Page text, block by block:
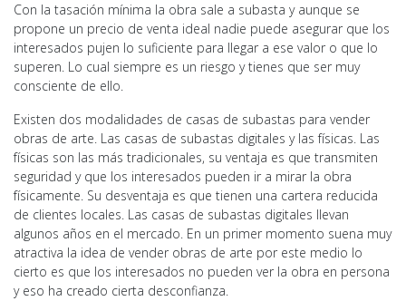
Con la tasación mínima la obra sale a subasta y aunque se
propone un precio de venta ideal nadie puede asegurar que los
interesados pujen lo suficiente para llegar a ese valor o que lo
superen. Lo cual siempre es un riesgo y tienes que ser muy
consciente de ello.
Existen dos modalidades de casas de subastas para vender
obras de arte. Las casas de subastas digitales y las físicas. Las
físicas son las más tradicionales, su ventaja es que transmiten
seguridad y que los interesados pueden ir a mirar la obra
físicamente. Su desventaja es que tienen una cartera reducida
de clientes locales. Las casas de subastas digitales llevan
algunos años en el mercado. En un primer momento suena muy
atractiva la idea de vender obras de arte por este medio lo
cierto es que los interesados no pueden ver la obra en persona
y eso ha creado cierta desconfianza.